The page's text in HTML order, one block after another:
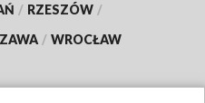
/ RZESZÓW /
/ WROCŁAW